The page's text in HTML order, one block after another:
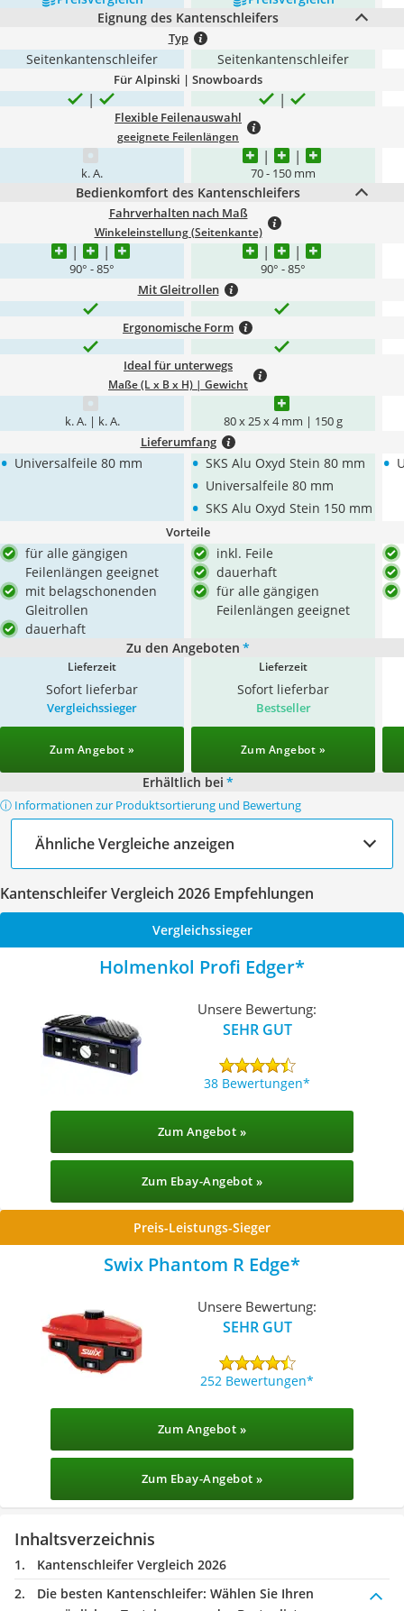
Eignung des Kantenschleifers
Typ
Seitenkantenschleifer Seitenkantenschleifer
Für Alpinski | Snowboards
Flexible Feilenauswahl
geeignete Feilenlängen
k. A. 70 - 150 mm
Bedienkomfort des Kantenschleifers
Fahrverhalten nach Maß
Winkeleinstellung (Seitenkante)
90° - 85° 90° - 85°
Mit Gleitrollen
Ergonomische Form
Ideal für unterwegs
Maße (L x B x H) | Gewicht
k. A. | k. A. 80 x 25 x 4 mm | 150 g
Lieferumfang
• Universalfeile 80 mm • SKS Alu Oxyd Stein 80 mm
• Universalfeile 80 mm
• SKS Alu Oxyd Stein 150 mm
•
Vorteile
für alle gängigen
Feilenlängen geeignet
mit belagschonenden
Gleitrollen
dauerhaft
inkl. Feile
dauerhaft
für alle gängigen
Feilenlängen geeignet
Zu den Angeboten *
Lieferzeit
Sofort lieferbar
Lieferzeit
Sofort lieferbar
Vergleichssieger
Zum Angebot »
Bestseller
Zum Angebot »
Erhältlich bei *
ⓘ Informationen zur Produktsortierung und Bewertung
Ähnliche Vergleiche anzeigen
Kantenschleifer Vergleich 2026 Empfehlungen
Vergleichssieger
Holmenkol Profi Edger
Unsere Bewertung:
SEHR GUT
38 Bewertungen
Zum Angebot »
Zum Ebay-Angebot »
Preis-Leistungs-Sieger
Swix Phantom R Edge
Unsere Bewertung:
SEHR GUT
252 Bewertungen
Zum Angebot »
Zum Ebay-Angebot »
Inhaltsverzeichnis
Kantenschleifer Vergleich 2026
Die besten Kantenschleifer: Wählen Sie Ihren